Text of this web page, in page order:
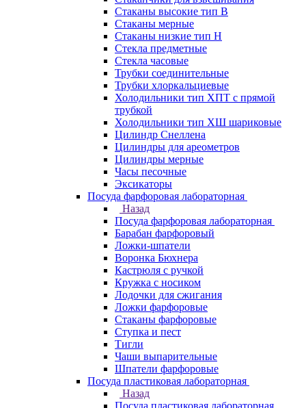
Стаканы высокие тип В
Стаканы мерные
Стаканы низкие тип Н
Стекла предметные
Стекла часовые
Трубки соединительные
Трубки хлоркальциевые
Холодильники тип ХПТ с прямой
трубкой
Холодильники тип ХШ шариковые
Цилиндр Снеллена
Цилиндры для ареометров
Цилиндры мерные
Часы песочные
Эксикаторы
Посуда фарфоровая лабораторная
Назад
Посуда фарфоровая лабораторная
Барабан фарфоровый
Ложки-шпатели
Воронка Бюхнера
Кастрюля с ручкой
Кружка с носиком
Лодочки для сжигания
Ложки фарфоровые
Стаканы фарфоровые
Ступка и пест
Тигли
Чаши выпарительные
Шпатели фарфоровые
Посуда пластиковая лабораторная
Назад
Посуда пластиковая лабораторная